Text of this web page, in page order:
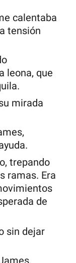
calentaba
tensión
leona, que
mirada
trepando
ramas. Era
de
sin dejar